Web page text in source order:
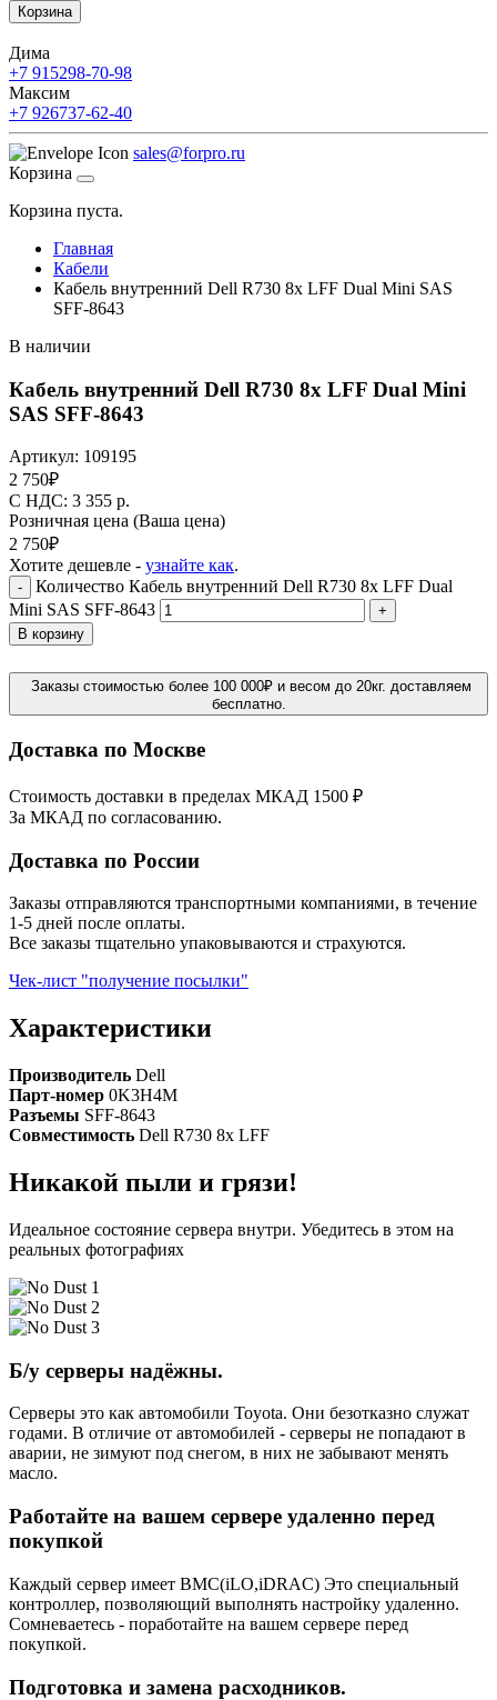
Корзина
Дима
+7 915298-70-98
Максим
+7 926737-62-40
sales@forpro.ru
Корзина
Корзина пуста.
Главная
Кабели
Кабель внутренний Dell R730 8x LFF Dual Mini SAS
SFF-8643
В наличии
Кабель внутренний Dell R730 8x LFF Dual Mini
SAS SFF-8643
Артикул: 109195
2 750₽
C НДС: 3 355 р.
Розничная цена (Ваша цена)
2 750₽
Хотите дешевле - узнайте как.
-
Количество Кабель внутренний Dell R730 8x LFF Dual
Mini SAS SFF-8643
+
В корзину
Заказы стоимостью более 100 000₽ и весом до 20кг. доставляем
бесплатно.
Доставка по Москве
Стоимость доставки в пределах МКАД 1500 ₽
За МКАД по согласованию.
Доставка по России
Заказы отправляются транспортными компаниями, в течение
1-5 дней после оплаты.
Все заказы тщательно упаковываются и страхуются.
Чек-лист "получение посылки"
Характеристики
Производитель Dell
Парт-номер 0K3H4M
Разъемы SFF-8643
Совместимость Dell R730 8x LFF
Никакой пыли и грязи!
Идеальное состояние сервера внутри. Убедитесь в этом на
реальных фотографиях
Б/у серверы надёжны.
Серверы это как автомобили Toyota. Они безотказно служат
годами. В отличие от автомобилей - серверы не попадают в
аварии, не зимуют под снегом, в них не забывают менять
масло.
Работайте на вашем сервере удаленно перед
покупкой
Каждый сервер имеет BMC(iLO,iDRAC) Это специальный
контроллер, позволяющий выполнять настройку удаленно.
Сомневаетесь - поработайте на вашем сервере перед
покупкой.
Подготовка и замена расходников.